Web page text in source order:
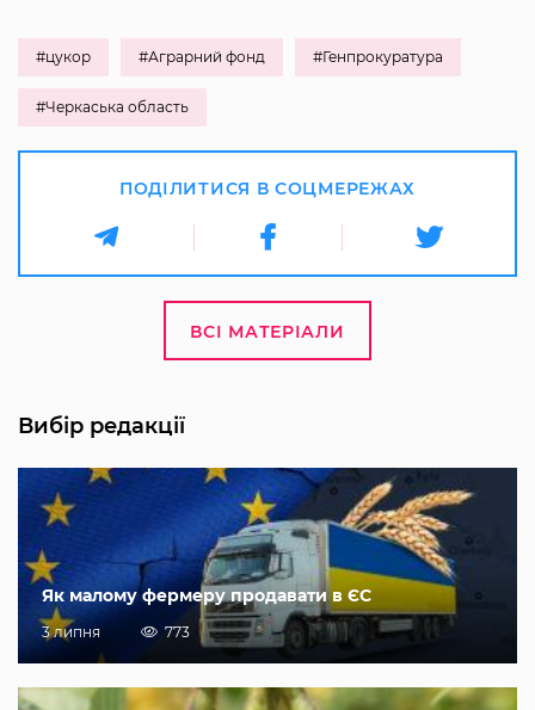
#цукор #Аграрний фонд #Генпрокуратура
#Черкаська область
ПОДІЛИТИСЯ В СОЦМЕРЕЖАХ
ВСІ МАТЕРІАЛИ
Вибір редакції
Як малому фермеру продавати в ЄС
3 липня 773